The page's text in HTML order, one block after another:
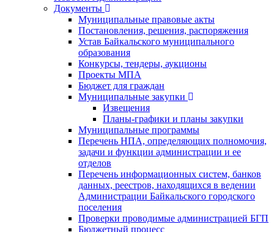
Документы
Муниципальные правовые акты
Постановления, решения, распоряжения
Устав Байкальского муниципального
образования
Конкурсы, тендеры, аукционы
Проекты МПА
Бюджет для граждан
Муниципальные закупки
Извещения
Планы-графики и планы закупки
Муниципальные программы
Перечень НПА, определяющих полномочия,
задачи и функции администрации и ее
отделов
Перечень информационных систем, банков
данных, реестров, находящихся в ведении
Администрации Байкальского городского
поселения
Проверки проводимые администрацией БГП
Бюджетный процесс